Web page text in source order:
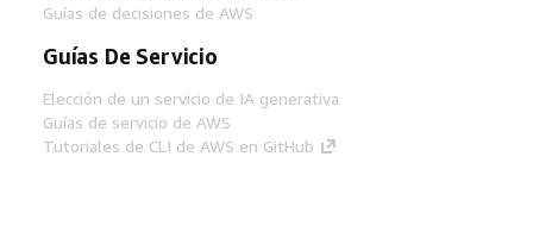
Guías de decisiones de AWS
Guías De Servicio
Elección de un servicio de IA generativa
Guías de servicio de AWS
Tutoriales de CLI de AWS en GitHub